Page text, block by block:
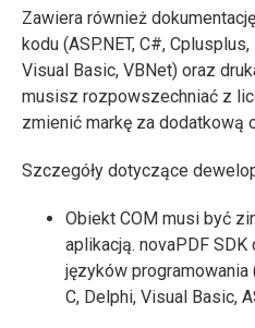
Zawiera również
kodu (ASP.NET, C#,
Visual Basic, VBNet) oraz
musisz rozpowszechniać z
zmienić markę za dodatkową
Szczegóły dotyczące
Obiekt COM musi być
aplikacją. novaPDF
języków
C, Delphi, Visual Basic,